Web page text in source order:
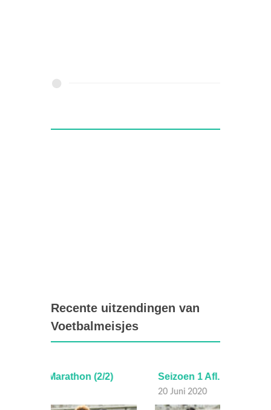
Recente uitzendingen van
Voetbalmeisjes
Seizoen 1 Afl. 0 - Marathon (1/2)